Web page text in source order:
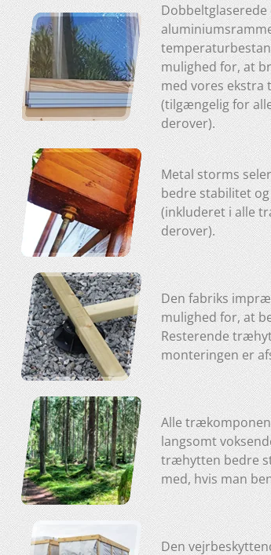
mulighed for, at
med vores
(tilgængelig for
derover).
Metal storms
bedre stabilitet
(inkluderet i alle
derover).
Den fabriks
mulighed for, at
Resterende
monteringen er
Alle
langsomt
træhytten bedre
med, hvis man
Den